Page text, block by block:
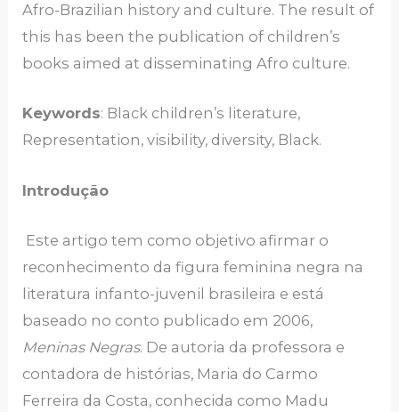
Afro-Brazilian history and culture. The result of
this has been the publication of children’s
books aimed at disseminating Afro culture.
Keywords: Black children’s literature,
Representation, visibility, diversity, Black.
Introdução
Este artigo tem como objetivo afirmar o
reconhecimento da figura feminina negra na
literatura infanto-juvenil brasileira e está
baseado no conto publicado em 2006,
Meninas Negras. De autoria da professora e
contadora de histórias, Maria do Carmo
Ferreira da Costa, conhecida como Madu